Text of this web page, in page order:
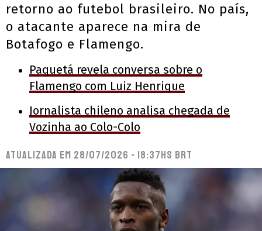
retorno ao futebol brasileiro. No país,
o atacante aparece na mira de
Botafogo e Flamengo.
Paquetá revela conversa sobre o
Flamengo com Luiz Henrique
Jornalista chileno analisa chegada de
Vozinha ao Colo-Colo
Atualizada em 28/07/2026 - 18:37hs BRT